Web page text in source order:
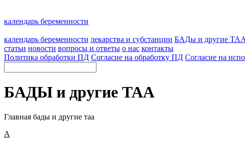
календарь беременности
календарь беременности лекарства и субстанции БАДы и другие ТАА
статьи новости вопросы и ответы о нас контакты
Политика обработки ПД Согласие на обработку ПД Согласие на
БАДЫ и другие ТАА
Главная бады и другие таа
А